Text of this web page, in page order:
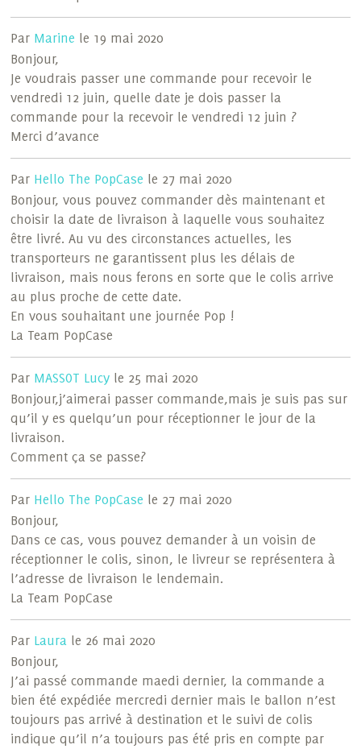
Par Marine le 19 mai 2020
Bonjour,
Je voudrais passer une commande pour recevoir le
vendredi 12 juin, quelle date je dois passer la
commande pour la recevoir le vendredi 12 juin ?
Merci d’avance
Par Hello The PopCase le 27 mai 2020
Bonjour, vous pouvez commander dès maintenant et
choisir la date de livraison à laquelle vous souhaitez
être livré. Au vu des circonstances actuelles, les
transporteurs ne garantissent plus les délais de
livraison, mais nous ferons en sorte que le colis arrive
au plus proche de cette date.
En vous souhaitant une journée Pop !
La Team PopCase
Par MASSOT Lucy le 25 mai 2020
Bonjour,j’aimerai passer commande,mais je suis pas sur
qu’il y es quelqu’un pour réceptionner le jour de la
livraison.
Comment ça se passe?
Par Hello The PopCase le 27 mai 2020
Bonjour,
Dans ce cas, vous pouvez demander à un voisin de
réceptionner le colis, sinon, le livreur se représentera à
l’adresse de livraison le lendemain.
La Team PopCase
Par Laura le 26 mai 2020
Bonjour,
J’ai passé commande maedi dernier, la commande a
bien été expédiée mercredi dernier mais le ballon n’est
toujours pas arrivé à destination et le suivi de colis
indique qu’il n’a toujours pas été pris en compte par